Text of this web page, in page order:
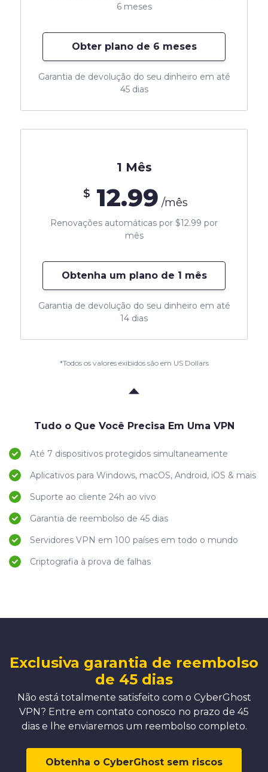
1 Mês
$ 12.99 /mês
Renovações automáticas por $12.99 por
mês
Obtenha um plano de 1 mês
Garantia de devolução do seu dinheiro em até
14 dias
6 meses
Obter plano de 6 meses
Garantia de devolução do seu dinheiro em até
45 dias
*Todos os valores exibidos são em US Dollars
Tudo o Que Você Precisa Em Uma VPN
Até 7 dispositivos protegidos simultaneamente
Aplicativos para Windows, macOS, Android, iOS & mais
Suporte ao cliente 24h ao vivo
Garantia de reembolso de 45 dias
Servidores VPN em 100 países em todo o mundo
Criptografia à prova de falhas
Exclusiva garantia de reembolso
de 45 dias
Não está totalmente satisfeito com o CyberGhost
VPN? Entre em contato conosco no prazo de 45
dias e lhe enviaremos um reembolso completo.
Obtenha o CyberGhost sem riscos